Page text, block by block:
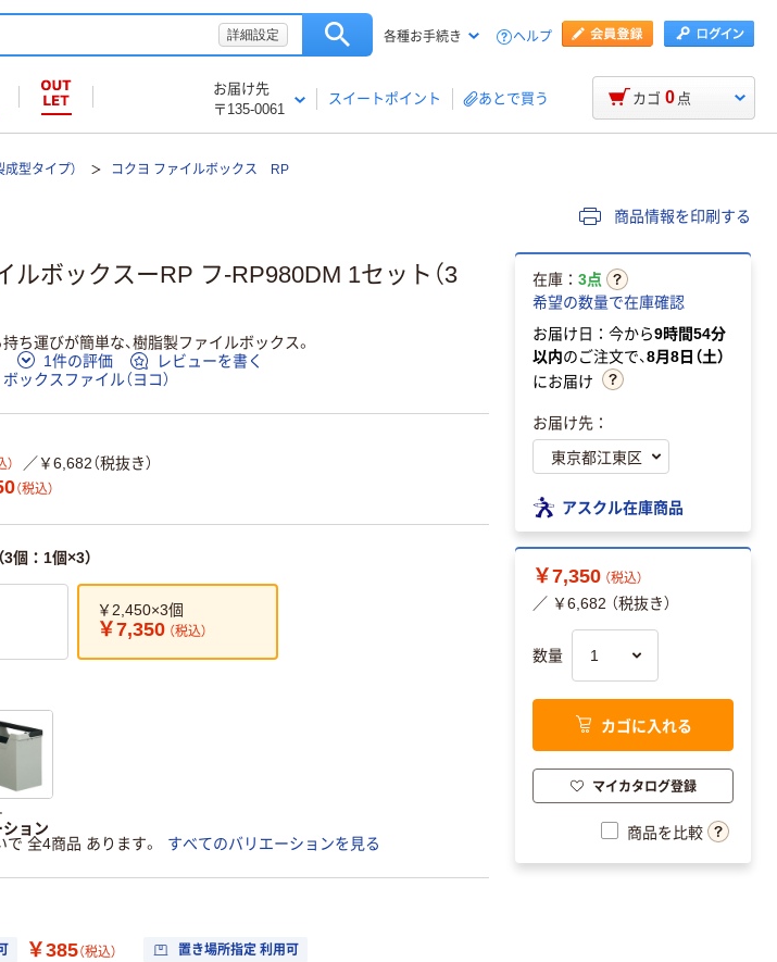
詳細設定 各種お手続き ヘルプ
お届け先
〒135-0061
スイートポイント あとで買う カゴ 0 点
型タイプ） コクヨ ファイルボックス RP
商品情報を印刷する
ルボックスーRP フ-RP980DM 1セット（3
ち運びが簡単な、樹脂製ファイルボックス。
1件の評価
レビューを書く
ボックスファイル（ヨコ）
）
／￥6,682（税抜き）
（税込）
個：1個×3）
￥2,450×3個
￥7,350 （税込）
ョン
で 全4商品 あります。
すべてのバリエーションを見る
￥385（税込） 置き場所指定 利用可
在庫： 3点
希望の数量で在庫確認
お届け日：今から9時間54分
以内のご注文で、8月8日（土）
にお届け
お届け先：
アスクル在庫商品
￥7,350 （税込）
／ ￥6,682 （税抜き）
数量
カゴに入れる
マイカタログ登録
商品を比較